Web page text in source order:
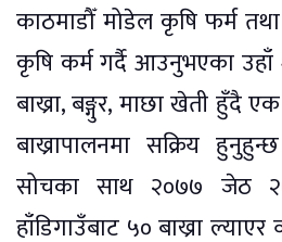
काठमाडौँ मोडेल कृषि फर्म तथा
कृषि कर्म गर्दै आउनुभएका
बाख्रा, बङ्गुर, माछा खेती हुँदै
बाख्रापालनमा सक्रिय
सोचका साथ २०७७ जेठ
हाँडिगाउँबाट ५० बाख्रा